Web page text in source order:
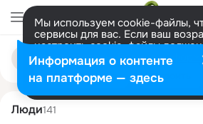
Мы используем cookie-файлы,
сервисы для вас. Если ваш
настроить cookie-файлы
представитель. Больше
Разрешить все Настроить
Поиск
людям
valeriya nikitenko
Люди141
Информация о контенте
на платформе — здесь